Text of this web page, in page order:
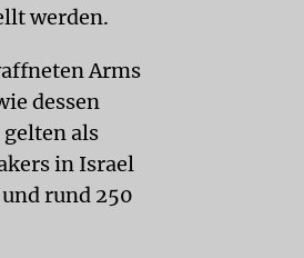
werden.
Arms
dessen
als
in Israel
rund 250